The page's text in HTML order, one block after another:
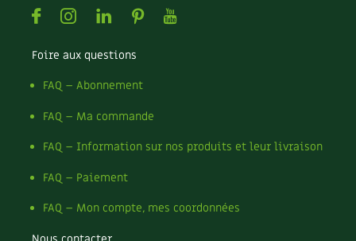
FacebookInstagramLinkedin
PinterestYoutube
Foire aux questions
FAQ – Abonnement
FAQ – Ma commande
FAQ – Information sur nos produits et leur livraison
FAQ – Paiement
FAQ – Mon compte, mes coordonnées